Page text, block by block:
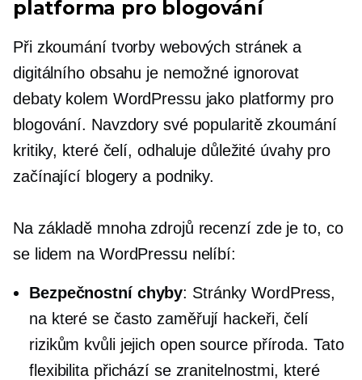
platforma pro blogování
Při zkoumání tvorby webových stránek a
digitálního obsahu je nemožné ignorovat
debaty kolem WordPressu jako platformy pro
blogování. Navzdory své popularitě zkoumání
kritiky, které čelí, odhaluje důležité úvahy pro
začínající blogery a podniky.
Na základě mnoha zdrojů recenzí zde je to, co
se lidem na WordPressu nelíbí:
Bezpečnostní chyby: Stránky WordPress,
na které se často zaměřují hackeři, čelí
rizikům kvůli jejich open sourcepříroda. Tato
flexibilita přichází se zranitelnostmi, které